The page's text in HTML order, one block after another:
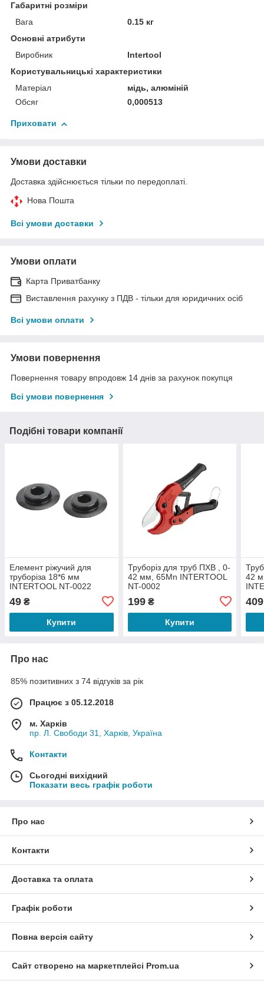
Габаритні розміри
Вага
0.15 кг
Основні атрибути
Виробник
Intertool
Користувальницькі характеристики
Матеріал
мідь, алюміній
Обсяг
0,000513
Приховати
Умови доставки
Доставка здійснюється тільки по передоплаті.
Нова Пошта
Всі умови доставки
Умови оплати
Карта Приватбанку
Виставлення рахунку з ПДВ - тільки для юридичних осіб
Всі умови оплати
Умови повернення
Повернення товару впродовж 14 днів за рахунок покупця
Всі умови повернення
Подібні товари компанії
Елемент ріжучий для
труборіза 18*6 мм
INTERTOOL NT-0022
49 ₴
Купити
Труборіз для труб ПХВ , 0-
42 мм, 65Mn INTERTOOL
NT-0002
199₴
Купити
42
409
Про нас
85% позитивних з 74 відгуків за рік
Працює з 05.12.2018
м. Харків
пр. Л. Свободи 31, Харків, Україна
Контакти
Сьогодні вихідний
Показати весь графік роботи
Про нас
Контакти
Доставка та оплата
Графік роботи
Повна версія сайту
Сайт створено на маркетплейсі Prom.ua